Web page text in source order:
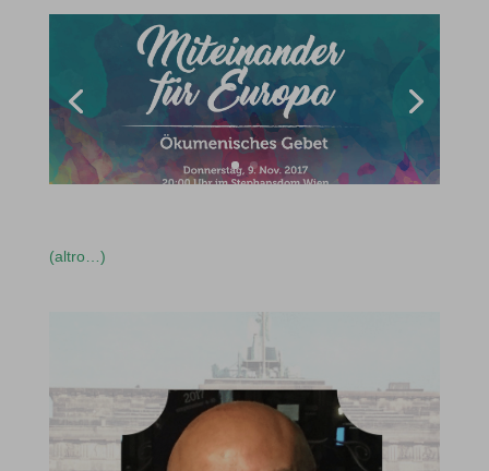
(altro…)